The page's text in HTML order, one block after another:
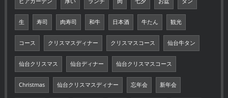
生 寿司 肉寿司 和牛 日本酒 牛たん 観光
コース クリスマスディナー クリスマスコース 仙台牛タン
仙台クリスマス 仙台ディナー 仙台クリスマスコース
Christmas 仙台クリスマスディナー 忘年会 新年会